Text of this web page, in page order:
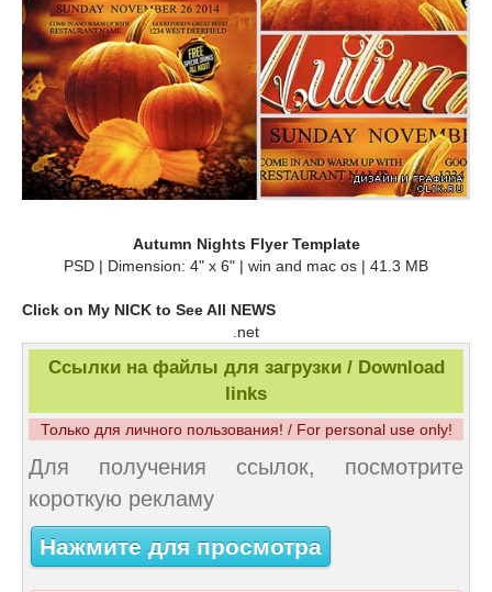
Autumn Nights Flyer Template
PSD | Dimension: 4" x 6" | win and mac os | 41.3 MB
Click on My NICK to See All NEWS
.net
Ссылки на файлы для загрузки / Download
links
Только для личного пользования! / For personal use only!
Для получения ссылок, посмотрите
короткую рекламу
Нажмите для просмотра